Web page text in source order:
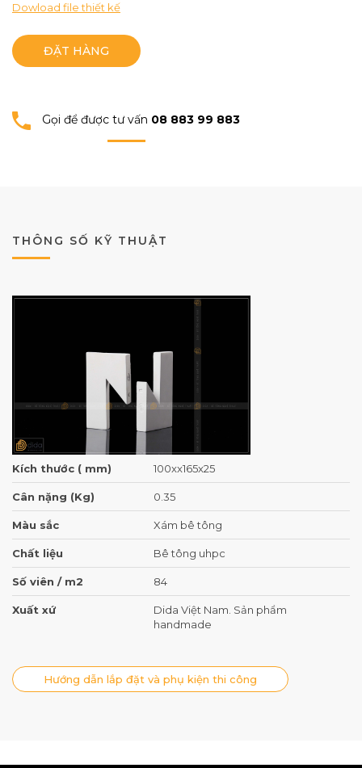
Dowload file thiết kế
ĐẶT HÀNG
Gọi để được tư vấn 08 883 99 883
THÔNG SỐ KỸ THUẬT
Kích thước ( mm) 100xx165x25
Cân nặng (Kg) 0.35
Màu sắc Xám bê tông
Chất liệu Bê tông uhpc
Số viên / m2 84
Xuất xứ
Dida Việt Nam. Sản phẩm
handmade
Hướng dẫn lắp đặt và phụ kiện thi công